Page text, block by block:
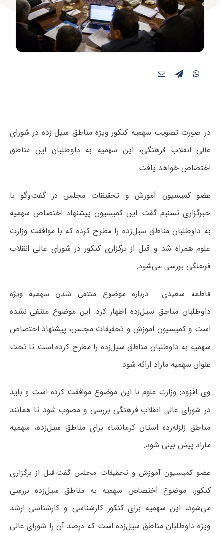
در صورت تصویب سهمیه کنکور ویژه مناطق سیل زده در شورای
عالی انقلاب فرهنگی، این سهمیه به داوطلبان این مناطق
اختصاص خواهد یافت.
عضو کمیسیون آموزش و تحقیقات مجلس در گفت‌‌وگو با
خبرگزاری تسنیم گفت: این کمیسیون پیشنهاد اختصاص سهمیه
به داوطلبان مناطق سیل‌زده را مطرح کرده که با موافقت وزارت
علوم همراه شد و قبل از برگزاری کنکور در شورای عالی انقلاب
فرهنگی بررسی می‌شود.
فاطمه سعیدی درباره موضوع منتفی شدن سهمیه ویژه
داوطلبان مناطق سیل‌زده اظهار کرد: این موضوع منتفی نشده
است و کمیسیون آموزش و تحقیقات مجلس، پیشنهاد اختصاص
سهمیه به داوطلبان مناطق سیل‌زده را مطرح کرده است تا تحت
عنوان سهمیه مازاد ارائه شود.
وی افزود: وزارت علوم با این موضوع موافقت کرده است و باید
در شورای عالی انقلاب فرهنگی بررسی و مصوب شود تا همانند
مناطق زلزله‌زده استان کرمانشاه برای مناطق سیل‌زده، سهمیه
مازاد پیش بینی شود.
عضو کمیسیون آموزش و تحقیقات مجلس گفت:‌قبل از برگزاری
کنکور، موضوع اختصاص سهمیه به مناطق سیل‌زده بررسی
می‌شود، این سهمیه برای کنکور کارشناسی و کارشناسی ارشد
ویژه داوطلبان مناطق سیل‌زده است که درصد آن را شورای عالی